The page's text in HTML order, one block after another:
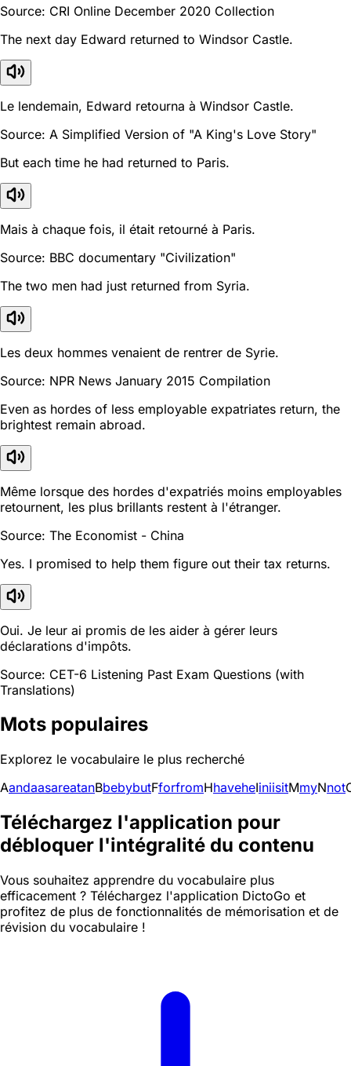
Source: CRI Online December 2020 Collection
The next day Edward returned to Windsor Castle.
Le lendemain, Edward retourna à Windsor Castle.
Source: A Simplified Version of "A King's Love Story"
But each time he had returned to Paris.
Mais à chaque fois, il était retourné à Paris.
Source: BBC documentary "Civilization"
The two men had just returned from Syria.
Les deux hommes venaient de rentrer de Syrie.
Source: NPR News January 2015 Compilation
Even as hordes of less employable expatriates return, the
brightest remain abroad.
Même lorsque des hordes d'expatriés moins employables
retournent, les plus brillants restent à l'étranger.
Source: The Economist - China
Yes. I promised to help them figure out their tax returns.
Oui. Je leur ai promis de les aider à gérer leurs
déclarations d'impôts.
Source: CET-6 Listening Past Exam Questions (with
Translations)
Mots populaires
Explorez le vocabulaire le plus recherché
AandaasareatanBbebybutFforfromHhaveheIiniisitMmyNnot
Téléchargez l'application pour
débloquer l'intégralité du contenu
Vous souhaitez apprendre du vocabulaire plus
efficacement ? Téléchargez l'application DictoGo et
profitez de plus de fonctionnalités de mémorisation et de
révision du vocabulaire !